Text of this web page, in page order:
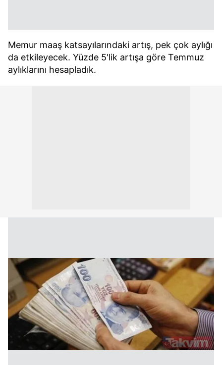
Memur maaş katsayılarındaki artış, pek çok aylığı
da etkileyecek. Yüzde 5'lik artışa göre Temmuz
aylıklarını hesapladık.